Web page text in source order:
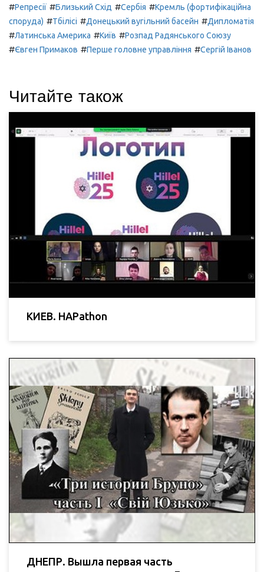
#Репресії #Близький Схід #Сербія #Кремль (фортифікаційна
споруда) #Тбілісі #Донецький вугільний басейн #Дипломатія
#Латинська Америка #Київ #Розпад Радянського Союзу
#Євген Примаков #Перше головне управління #Сергій Іванов
Читайте також
КИЕВ. HAPathon
ДНЕПР. Вышла первая часть